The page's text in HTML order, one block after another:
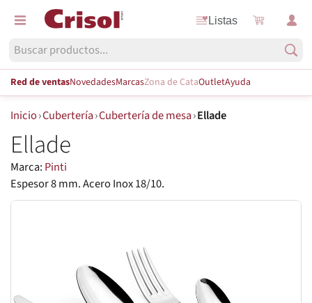
Listas
Red de ventasNovedadesMarcasZona de CataOutletAyuda
Inicio›Cubertería›Cubertería de mesa›Ellade
Ellade
Marca: Pinti
Espesor 8 mm. Acero Inox 18/10.